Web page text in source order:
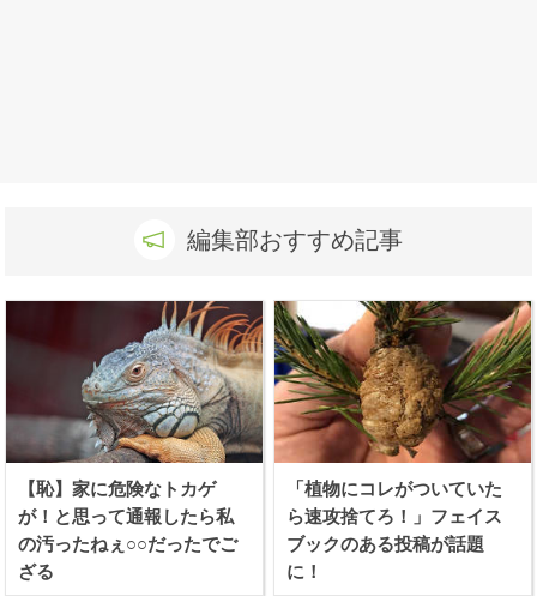
編集部おすすめ記事
【恥】家に危険なトカゲ
が！と思って通報したら私
の汚ったねぇ○○だったでご
ざる
「植物にコレがついていた
ら速攻捨てろ！」フェイス
ブックのある投稿が話題
に！